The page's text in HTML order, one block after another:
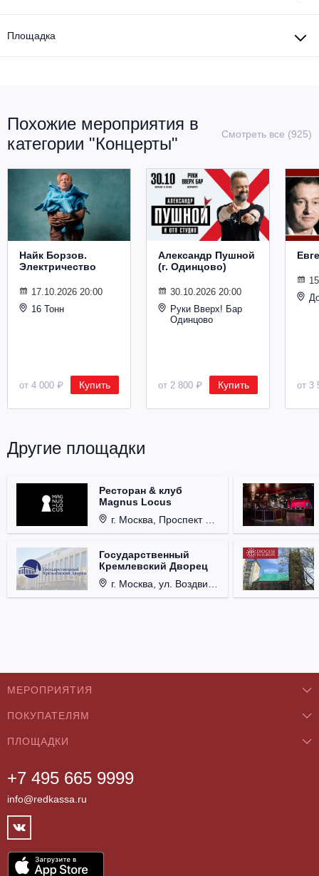
Площадка
Похожие мероприятия в
категории "Концерты"
Смотреть все (925)
Найк Борзов.
Электричество
17.10.2026 20:00
16 Тонн
от 4 000 ₽ Купить
Александр Пушной
(г. Одинцово)
30.10.2026 20:00
Руки Вверх! Бар
Одинцово
от 2 800 ₽ Купить от 3
Другие площадки
Ресторан & клуб
Magnus Locus
г. Москва, Проспект Мира, д. 12, стр. 9.
Государственный
Кремлевский Дворец
г. Москва, ул. Воздвиженка, д. 1, Кремль.
+7 495 665 9999
info@redkassa.ru
МЕРОПРИЯТИЯ
Концерты
Классика
Театры
Фестивали
Спорт
Цирк
ПОКУПАТЕЛЯМ
О нас
Как купить
Возврат билетов
Контакты
Партнёры
ПЛОЩАДКИ
Бар/Ресторан/Кафе
Клуб
Концертный зал
Театр